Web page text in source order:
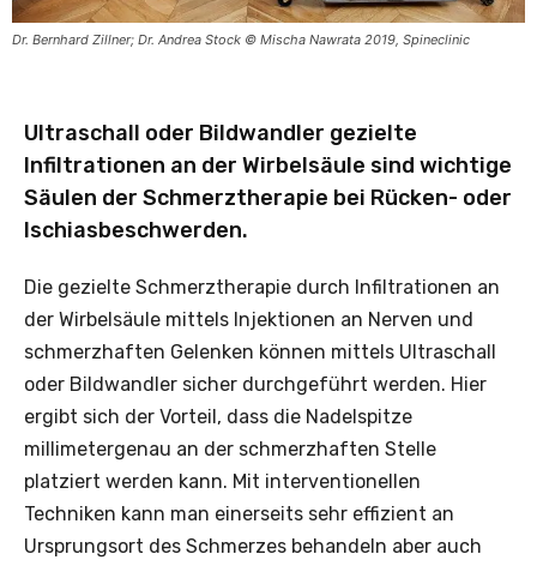
Dr. Bernhard Zillner; Dr. Andrea Stock © Mischa Nawrata 2019, Spineclinic
Ultraschall oder Bildwandler gezielte
Infiltrationen an der Wirbelsäule sind wichtige
Säulen der Schmerztherapie bei Rücken- oder
Ischiasbeschwerden.
Die gezielte Schmerztherapie durch Infiltrationen an
der Wirbelsäule mittels Injektionen an Nerven und
schmerzhaften Gelenken können mittels Ultraschall
oder Bildwandler sicher durchgeführt werden. Hier
ergibt sich der Vorteil, dass die Nadelspitze
millimetergenau an der schmerzhaften Stelle
platziert werden kann. Mit interventionellen
Techniken kann man einerseits sehr effizient an
Ursprungsort des Schmerzes behandeln aber auch